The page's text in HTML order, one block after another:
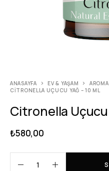
ANASAYFA EV & YAŞAM
CITRONELLA UÇUCU YAĞ – 10 ML
Citronella Uçucu
₺580,00